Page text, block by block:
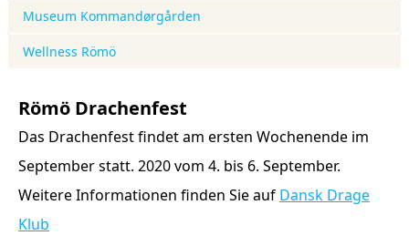
Museum Kommandørgården
Wellness Römö
Römö Drachenfest
Das Drachenfest findet am ersten Wochenende im
September statt. 2020 vom 4. bis 6. September.
Weitere Informationen finden Sie auf Dansk Drage
Klub